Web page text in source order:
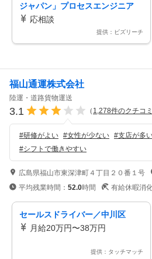
ジャパン」プロセスエンジニア
応相談
提供：ビズリーチ
福山通運株式会社
陸運・道路貨物運送
3.1 （ 1,278件のクチコミ
#研修がよい #女性が少ない #支店が多
#シフトで働きやすい
広島県福山市東深津町４丁目２０番１号
平均残業時間： 52.0時間 有給休暇消
セールスドライバー／中川区
月給20万円〜38万円
提供：タッチマッチ